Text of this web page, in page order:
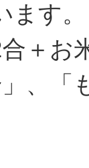
す。
合＋お
」、